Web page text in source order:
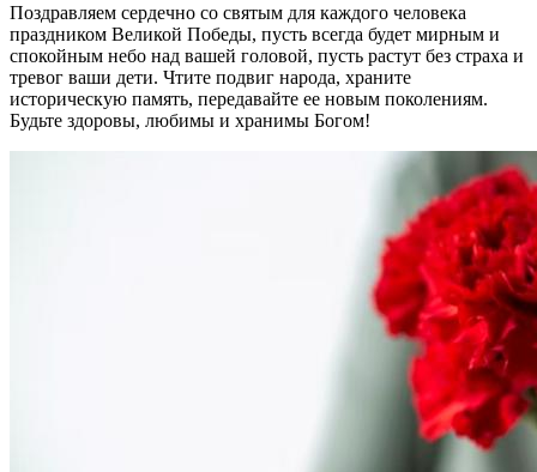
Поздравляем сердечно со святым для каждого человека
праздником Великой Победы, пусть всегда будет мирным и
спокойным небо над вашей головой, пусть растут без страха и
тревог ваши дети. Чтите подвиг народа, храните
историческую память, передавайте ее новым поколениям.
Будьте здоровы, любимы и хранимы Богом!